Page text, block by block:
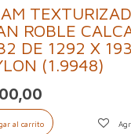
ROBLE
DE 1292 X
(1.9948)
al carrito